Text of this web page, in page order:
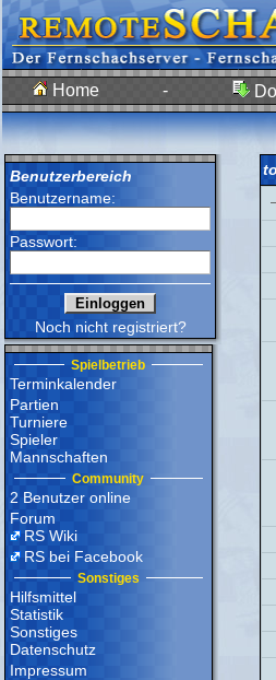
Home -
Benutzerbereich
Benutzername:
Passwort:
Noch nicht registriert?
Spielbetrieb
Terminkalender
Partien
Turniere
Spieler
Mannschaften
Community
2 Benutzer online
Forum
RS Wiki
RS bei Facebook
Sonstiges
Hilfsmittel
Statistik
Sonstiges
Datenschutz
Impressum